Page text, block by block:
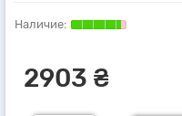
2903 ₴